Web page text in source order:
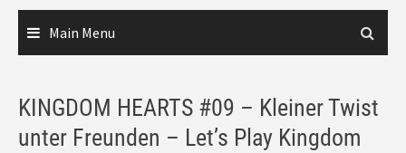
Main Menu
KINGDOM HEARTS #09 – Kleiner Twist
unter Freunden – Let’s Play Kingdom